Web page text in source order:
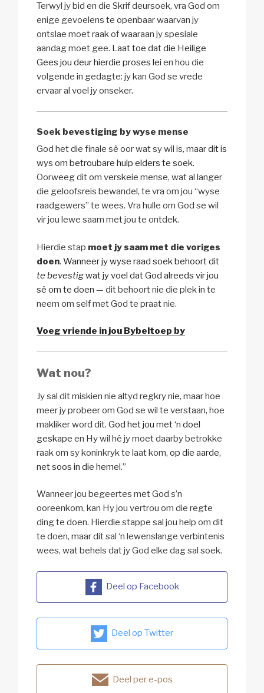
Terwyl jy bid en die Skrif deursoek, vra God om
enige gevoelens te openbaar waarvan jy
ontslae moet raak of waaraan jy spesiale
aandag moet gee. Laat toe dat die Heilige
Gees jou deur hierdie proses lei en hou die
volgende in gedagte: jy kan God se vrede
ervaar al voel jy onseker.
Soek bevestiging by wyse mense
God het die finale sê oor wat sy wil is, maardit is
wys om betroubare hulp elders te soek.
Oorweeg dit om verskeie mense, wat al langer
die geloofsreis bewandel, te vra om jou “wyse
raadgewers” te wees. Vra hulle om God se wil
vir jou lewe saam met jou te ontdek.
Hierdie stap moet jy saam met die voriges
doen. Wanneer jy wyse raad soek behoort dit
te bevestigwat jy voel dat God alreeds vir jou
sê om te doen — dit behoort nie die plek in te
neem om self met God te praat nie.
Voeg vriende in jou Bybeltoep by
Wat nou?
Jy sal dit miskien nie altyd regkry nie, maar hoe
meer jy probeer om God se wil te verstaan, hoe
makliker word dit. God het jou met ‘n doel
geskape en Hy wil hê jy moet daarby betrokke
raak om sy koninkryk te laat kom, op die aarde,
net soos in die hemel.”
Wanneer jou begeertes met God s’n
ooreenkom, kan Hy jou vertrou om die regte
ding te doen. Hierdie stappe sal jou help om dit
te doen, maar dit sal ‘n lewenslange verbintenis
wees, wat behels dat jy God elke dag sal soek.
Deel op Facebook
Deel op Twitter
Deel per e-pos